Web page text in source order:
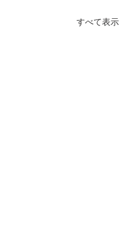
すべて表示